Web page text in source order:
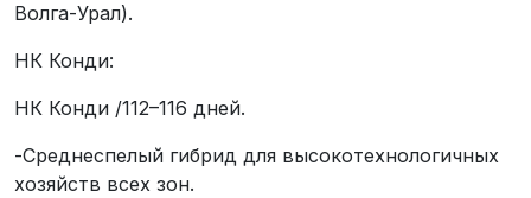
Волга-Урал).
НК Конди:
НК Конди /112–116 дней.
-Среднеспелый гибрид для высокотехнологичных
хозяйств всех зон.